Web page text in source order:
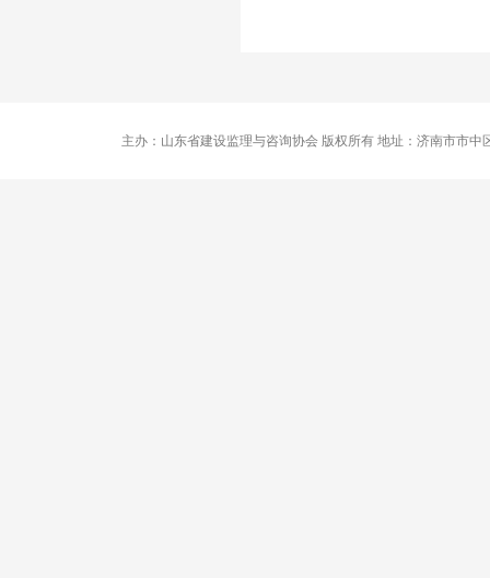
主办：山东省建设监理与咨询协会 版权所有 地址：济南市市